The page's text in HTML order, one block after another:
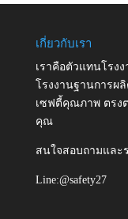
เกี่ยวกับเรา
เราคือตัวแทนโรง
โรงงานฐานการผ
เซฟตี้คุณภาพ ตรง
คุณ
สนใจสอบถามและร
Line:@safety27